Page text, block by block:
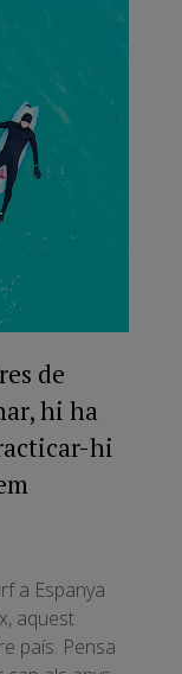
de
hi ha
hi
a Espanya
aquest
país. Pensa